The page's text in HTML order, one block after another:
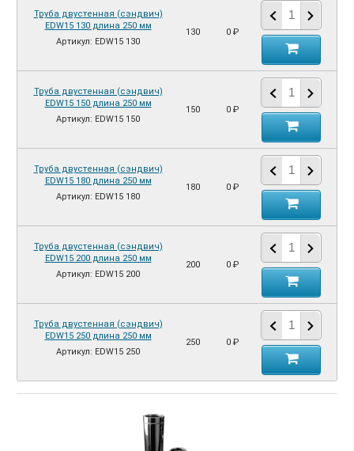
Труба двустенная (сэндвич)
EDW15 130 длина 250 мм
Артикул: EDW15 130
130 0 ₽
Труба двустенная (сэндвич)
EDW15 150 длина 250 мм
Артикул: EDW15 150
150 0 ₽
Труба двустенная (сэндвич)
EDW15 180 длина 250 мм
Артикул: EDW15 180
180 0 ₽
Труба двустенная (сэндвич)
EDW15 200 длина 250 мм
Артикул: EDW15 200
200 0 ₽
Труба двустенная (сэндвич)
EDW15 250 длина 250 мм
Артикул: EDW15 250
250 0 ₽